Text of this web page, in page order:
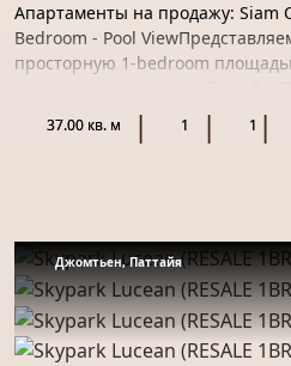
Апартаменты на продажу: Siam
Bedroom - Pool
просторную 1-bedroom
качественным м...
37.00 кв. м 1 1
Джомтьен, Паттайя